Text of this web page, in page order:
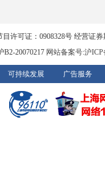
许可证：0908328号 经营证
B2-20070217 网站备案号:沪
可持续发展 广告服务